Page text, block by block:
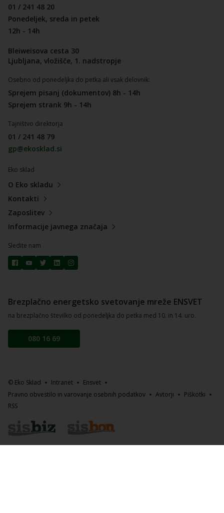
01 / 241 48 20
Ponedeljek, sreda in petek
12h - 14h
Bleiweisova cesta 30
Ljubljana, vložišče, 1. nadstropje
Osebno od ponedeljka do petka ali vsak delovnik:
Sprejem pisanj (dokumentov) 8h - 14h
Sprejem strank 9h - 14h
Tajništvo direktorja
01 / 241 48 79
gp@ekosklad.si
Eko sklad
O Eko skladu
Kontakti
Zaposlitev
Informacije javnega značaja
Sledite nam
Brezplačno energetsko svetovanje mreže ENSVET
na brezplačno številko od ponedeljka do petka med 10. in 14. uro.
080 16 69
© Eko Sklad Intranet
Ensvet
Pravno obvestilo in varovanje osebnih podatkov
Avtorji
Piškotki
RSS